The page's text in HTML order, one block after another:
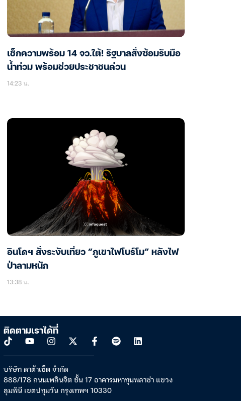
เช็กความพร้อม 14 จว.ใต้! รัฐบาลสั่งซ้อมรับมือ
น้ำท่วม พร้อมช่วยประชาชนด่วน
14:23 น.
อินโดฯ สั่งระงับเที่ยว “ภูเขาไฟโบร์โม” หลังไฟ
ป่าลามหนัก
13:38 น.
ติดตามเราได้ที่
บริษัท ดาต้าเซ็ต จำกัด
888/178 ถนนเพลินจิต ชั้น 17 อาคารมหาทุนพลาซ่า แขวง
ลุมพินี เขตปทุมวัน กรุงเทพฯ 10330